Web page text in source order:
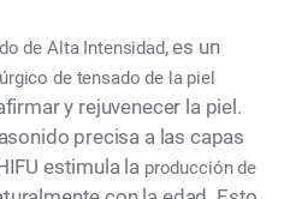
de Alta Intensidad, es un
de tensado de la piel
y rejuvenecer la piel.
precisa a las capas
estimula la producción de